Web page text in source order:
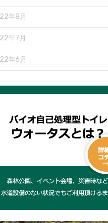
年8月
年7月
年6月